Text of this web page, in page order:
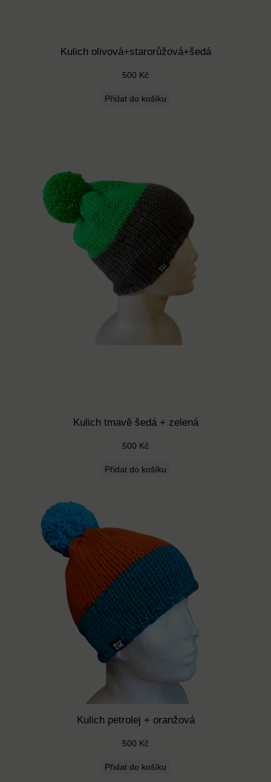
Kulich olivová+starorůžová+šedá
500 Kč
Přidat do košíku
Kulich tmavě šedá + zelená
500 Kč
Přidat do košíku
Kulich petrolej + oranžová
500 Kč
Přidat do košíku